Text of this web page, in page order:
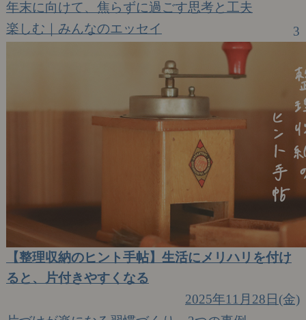
年末に向けて、焦らずに過ごす思考と工夫
楽しむ｜みんなのエッセイ
3
【整理収納のヒント手帖】生活にメリハリを付け
ると、片付きやすくなる
2025年11月28日(金)